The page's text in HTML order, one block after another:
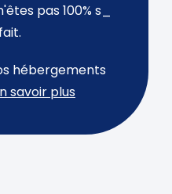
pas 100% s_
hébergements
savoir plus